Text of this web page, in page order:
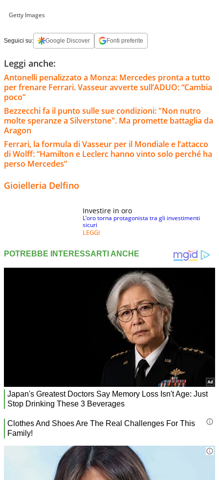
Getty Images
Seguici su: Google Discover Fonti preferite
Leggi anche:
Antonelli penalizzato a Monza: Mercedes pronta a tutto
per frenare Ferrari. Vasseur avverte sull’ADUO: “Cambia
poco”
Bezzecchi fa il punto sulle sue condizioni: "Non nutro
molte speranze a Silverstone". Ma promette battaglia da
Aragon
Ferrari, la formula di Vasseur per il Mondiale e l’attacco
di Wolff: “Hamilton e Leclerc hanno vinto solo perché ha
perso Mercedes”
Gioielleria Delfino
Investire in oro
L’oro torna protagonista tra gli investimenti
sicuri
LEGGI